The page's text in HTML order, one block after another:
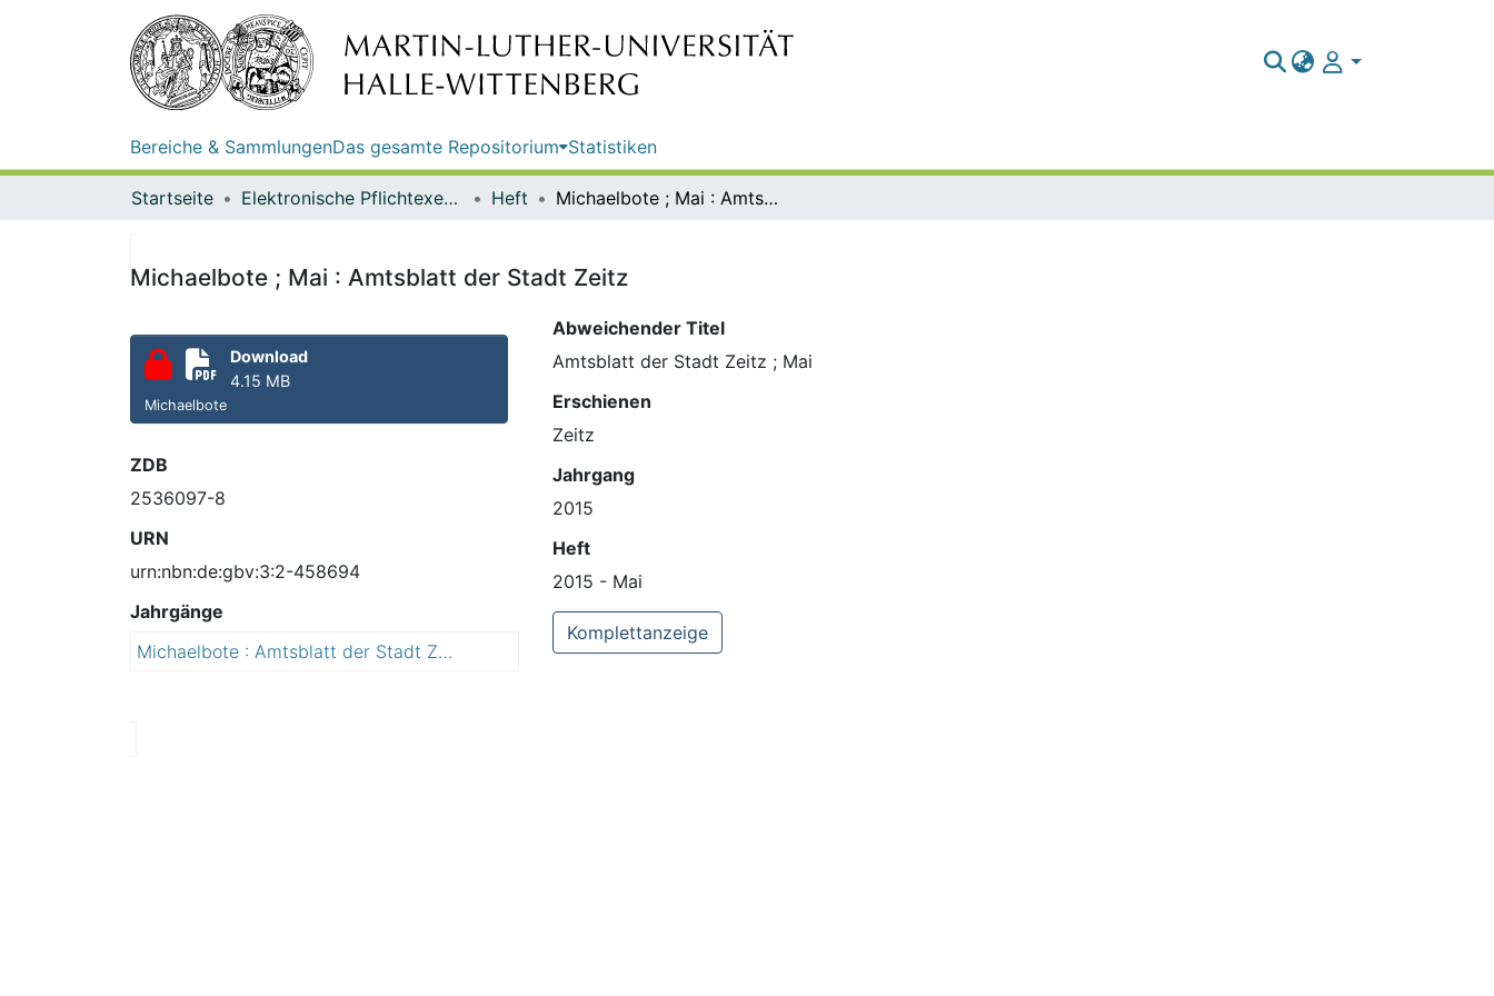
Bereiche & SammlungenDas gesamte Repositorium Statistiken
Startseite Elektronische Pflichtexemplare Heft Michaelbote ; Mai : Amtsblatt der Stadt Zeitz
Michaelbote ; Mai : Amtsblatt der Stadt Zeitz
Download
4.15 MB
Michaelbote
ZDB
2536097-8
URN
urn:nbn:de:gbv:3:2-458694
Jahrgänge
Michaelbote : Amtsblatt der Stadt Zeitz
Abweichender Titel
Amtsblatt der Stadt Zeitz ; Mai
Erschienen
Zeitz
Jahrgang
2015
Heft
2015 - Mai
Komplettanzeige